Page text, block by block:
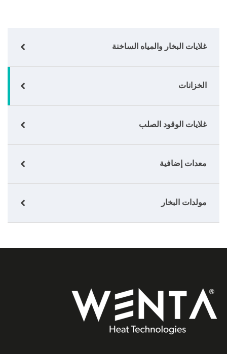
غلايات البخار والمياه الساخنة
الخزانات
غلايات الوقود الصلب
معدات إضافية
مولدات البخار